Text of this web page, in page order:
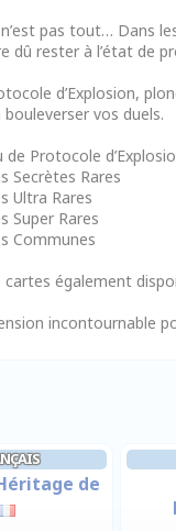
pas tout… Dans
dû rester à l’état de
d’Explosion,
vos duels.
de Protocole
Secrètes Rares
Ultra Rares
Super Rares
Communes
également
incontournable
de